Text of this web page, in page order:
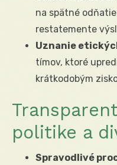
na spätné
restatemente
Uznanie
tímov, ktoré
krátkodobým
politike a
Spravodlivé